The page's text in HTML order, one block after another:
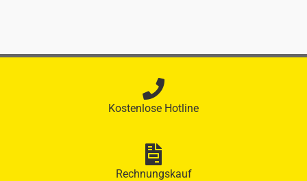
Kostenlose Hotline
Rechnungskauf